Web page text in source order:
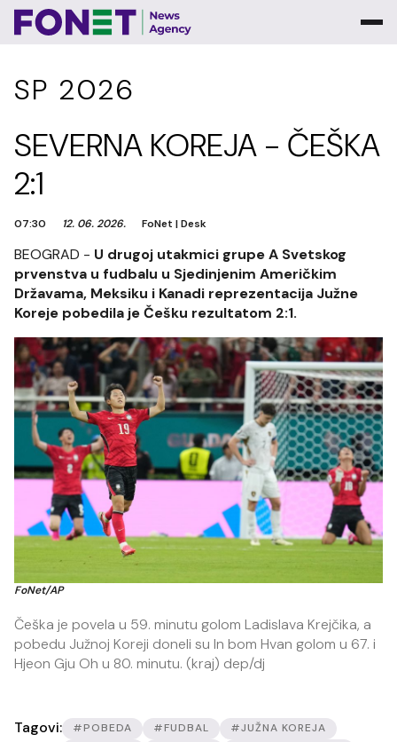
SP 2026
SEVERNA KOREJA - ČEŠKA
2:1
07:30 12. 06. 2026. FoNet |Desk
BEOGRAD - U drugoj utakmici grupe A Svetskog
prvenstva u fudbalu u Sjedinjenim Američkim
Državama, Meksiku i Kanadi reprezentacija Južne
Koreje pobedila je Češku rezultatom 2:1.
FoNet/AP
Češka je povela u 59. minutu golom Ladislava Krejčika, a
pobedu Južnoj Koreji doneli su In bom Hvan golom u 67. i
Hjeon Gju Oh u 80. minutu. (kraj) dep/dj
Tagovi: #POBEDA #FUDBAL
#JUŽNA KOREJA